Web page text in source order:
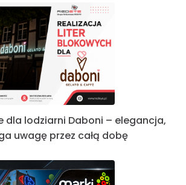
dla lodziarni Daboni – elegancja,
uwagę przez całą dobę